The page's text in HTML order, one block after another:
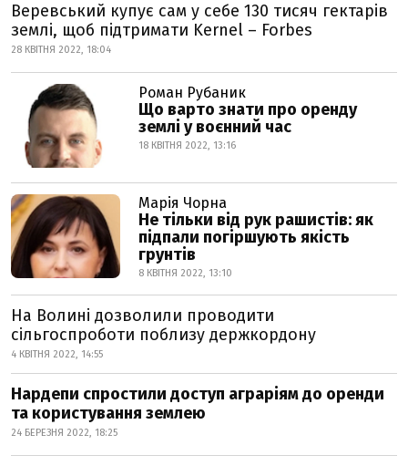
Веревський купує сам у себе 130 тисяч гектарів
землі, щоб підтримати Kernel – Forbes
28 КВІТНЯ 2022, 18:04
Роман Рубаник
Що варто знати про оренду
землі у воєнний час
18 КВІТНЯ 2022, 13:16
Марія Чорна
Не тільки від рук рашистів: як
підпали погіршують якість
грунтів
8 КВІТНЯ 2022, 13:10
На Волині дозволили проводити
сільгоспроботи поблизу держкордону
4 КВІТНЯ 2022, 14:55
Нардепи спростили доступ аграріям до оренди
та користування землею
24 БЕРЕЗНЯ 2022, 18:25